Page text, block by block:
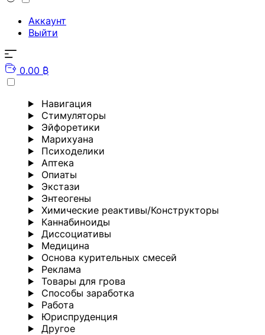
Аккаунт
Выйти
0.00 ₿
Навигация
Стимуляторы
Эйфоретики
Марихуана
Психоделики
Аптека
Опиаты
Экстази
Энтеогены
Химические реактивы/Конструкторы
Каннабиноиды
Диссоциативы
Медицина
Основа курительных смесей
Реклама
Товары для грова
Способы заработка
Работа
Юриспруденция
Другoе